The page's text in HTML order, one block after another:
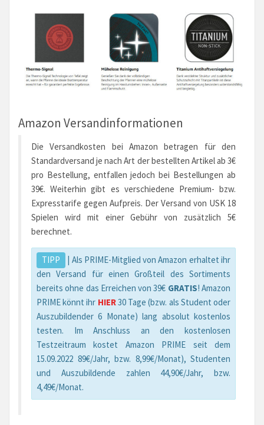
Amazon Versandinformationen
Die Versandkosten bei Amazon betragen für den
Standardversand je nach Art der bestellten Artikel ab 3€
pro Bestellung, entfallen jedoch bei Bestellungen ab
39€. Weiterhin gibt es verschiedene Premium- bzw.
Expresstarife gegen Aufpreis. Der Versand von USK 18
Spielen wird mit einer Gebühr von zusätzlich 5€
berechnet.
TIPP
| Als PRIME-Mitglied von Amazon erhaltet ihr
den Versand für einen Großteil des Sortiments
bereits ohne das Erreichen von 39€ GRATIS! Amazon
PRIME könnt ihr HIER30 Tage (bzw. als Student oder
Auszubildender 6 Monate) lang absolut kostenlos
testen. Im Anschluss an den kostenlosen
Testzeitraum kostet Amazon PRIME seit dem
15.09.2022 89€/Jahr, bzw. 8,99€/Monat), Studenten
und Auszubildende zahlen 44,90€/Jahr, bzw.
4,49€/Monat.